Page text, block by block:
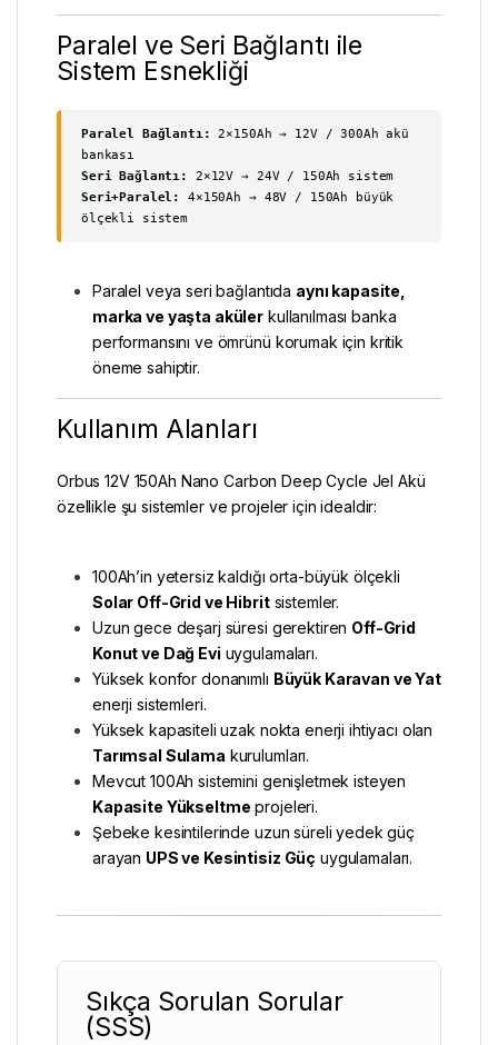
Paralel ve Seri Bağlantı ile
Sistem Esnekliği
Paralel Bağlantı: 2×150Ah → 12V / 300Ah akü
bankası
Seri Bağlantı:
2×12V → 24V / 150Ah sistem
Seri+Paralel:
4×150Ah → 48V / 150Ah büyük
ölçekli sistem
Paralel veya seri bağlantıda aynı kapasite,
marka ve yaşta aküler kullanılması banka
performansını ve ömrünü korumak için kritik
öneme sahiptir.
Kullanım Alanları
Orbus 12V 150Ah Nano Carbon Deep Cycle Jel Akü
özellikle şu sistemler ve projeler için idealdir:
100Ah’in yetersiz kaldığı orta-büyük ölçekli
Solar Off-Grid ve Hibritsistemler.
Uzun gece deşarj süresi gerektiren Off-Grid
Konut ve Dağ Evi uygulamaları.
Yüksek konfor donanımlı Büyük Karavan ve Yat
enerji sistemleri.
Yüksek kapasiteli uzak nokta enerji ihtiyacı olan
Tarımsal Sulama kurulumları.
Mevcut 100Ah sistemini genişletmek isteyen
Kapasite Yükseltme projeleri.
Şebeke kesintilerinde uzun süreli yedek güç
arayan UPS ve Kesintisiz Güç uygulamaları.
Sıkça Sorulan Sorular
(SSS)